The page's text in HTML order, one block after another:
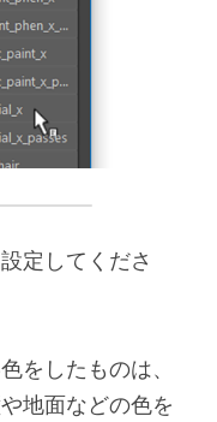
定してくださ
をしたものは、
地面などの色を